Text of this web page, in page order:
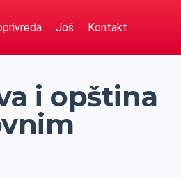
Još Kontakt
i opština